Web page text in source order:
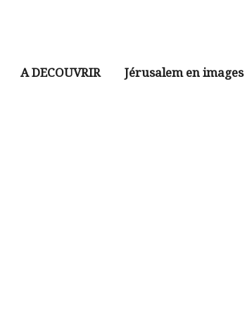
A DECOUVRIR Jérusalem en images